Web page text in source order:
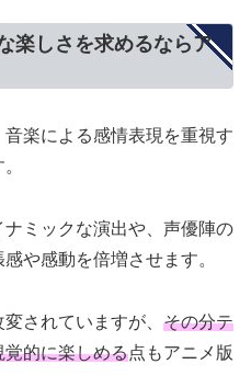
楽しさを求めるならア
楽による感情表現を重視す
ミックな演出や、声優陣の
や感動を倍増させます。
されていますが、 その分テ
的に楽しめる点もアニメ版